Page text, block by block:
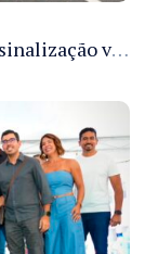
Prefeitura de Manaus intensifica sinalização viária em diversos bairros para organizar o trânsito e reduzir sinistros